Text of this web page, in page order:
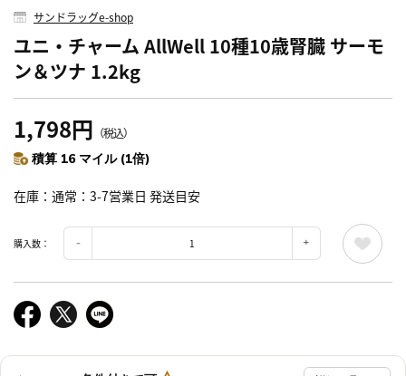
サンドラッグe-shop
ユニ・チャーム AllWell 10種10歳腎臓 サーモ
ン＆ツナ 1.2kg
1,798円 （税込）
積算 16 マイル (1倍)
在庫 通常：3-7営業日 発送目安
購入数：